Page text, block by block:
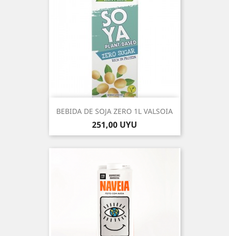
BEBIDA DE SOJA ZERO 1L VALSOIA
Precio
251,00 UYU